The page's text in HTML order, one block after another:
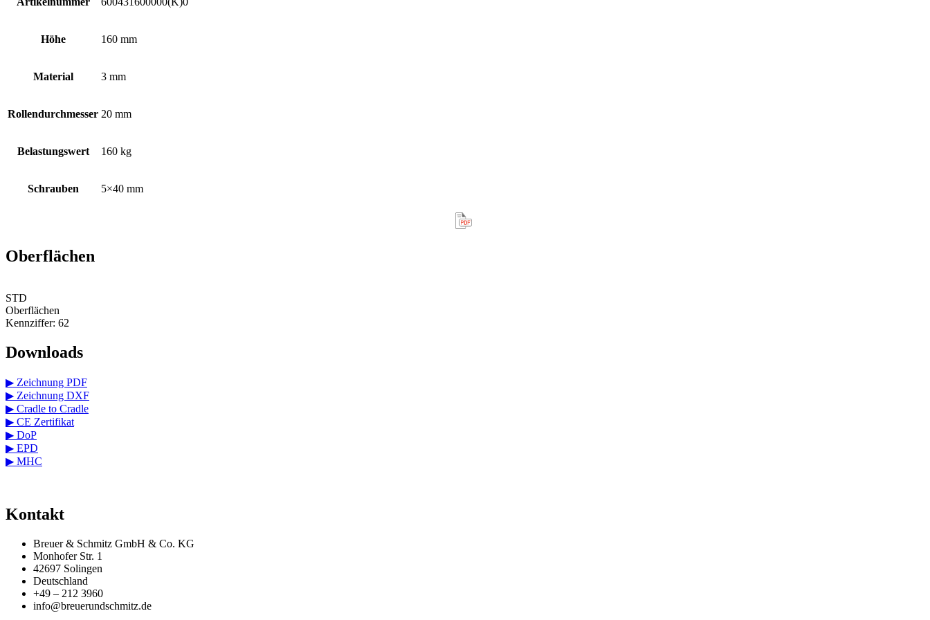
Höhe 160 mm
Material 3 mm
Rollendurchmesser 20 mm
Belastungswert 160 kg
Schrauben 5×40 mm
Oberflächen
STD
Oberflächen
Kennziffer: 62
Downloads
▶ Zeichnung PDF
▶ Zeichnung DXF
▶ Cradle to Cradle
▶ CE Zertifikat
▶ DoP
▶ EPD
▶ MHC
Kontakt
Breuer & Schmitz GmbH & Co. KG​
Monhofer Str. 1
42697 Solingen
Deutschland
+49 – 212 3960
info@breuerundschmitz.de